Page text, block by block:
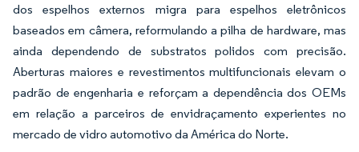
dos espelhos externos migra para espelhos eletrônicos
baseados em câmera, reformulando a pilha de hardware, mas
ainda dependendo de substratos polidos com precisão.
Aberturas maiores e revestimentos multifuncionais elevam o
padrão de engenharia e reforçam a dependência dos OEMs
em relação a parceiros de envidraçamento experientes no
mercado de vidro automotivo da América do Norte.